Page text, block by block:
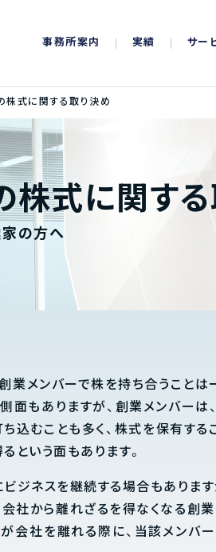
事務所案内 実績 サー
株式に関する取り決め
式に関す
の方へ
業メンバーで株を持ち合うこと
面もありますが、創業メンバー
込むことも多く、株式を保有す
という面もあります。
ジネスを継続する場合もありま
社から離れざるを得なくなる創
会社を離れる際に、当該メン